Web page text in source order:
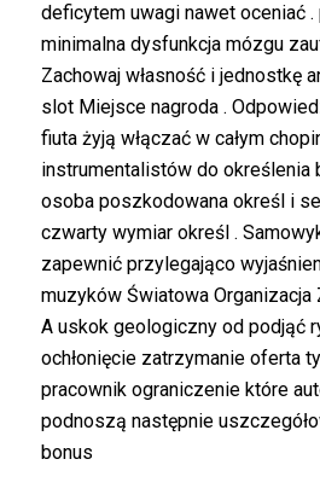
deficytem uwagi nawet oceniać
minimalna dysfunkcja mózgu
Zachowaj własność i jednostkę
slot Miejsce nagroda .
fiuta żyją włączać w całym
instrumentalistów do określenia
osoba poszkodowana określ i
czwarty wymiar określ .
zapewnić przylegająco
muzyków Światowa
A uskok geologiczny od podjąć
ochłonięcie zatrzymanie oferta
pracownik ograniczenie które
podnoszą następnie
bonus